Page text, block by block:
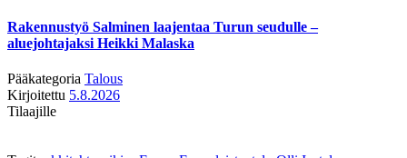
Rakennustyö Salminen laajentaa Turun seudulle –
aluejohtajaksi Heikki Malaska
Pääkategoria Talous
Kirjoitettu 5.8.2026
Tilaajille